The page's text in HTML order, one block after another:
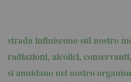
strada influiscono sul nostro
radiazioni, alcolici,
si annidano nel nostro